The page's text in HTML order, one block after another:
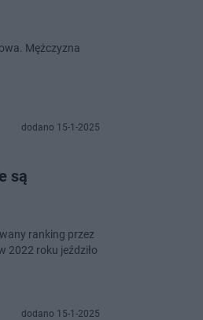
Mężczyzna
dodano 15-1-2025
są
ranking przez
2022 roku jeździło
dodano 15-1-2025